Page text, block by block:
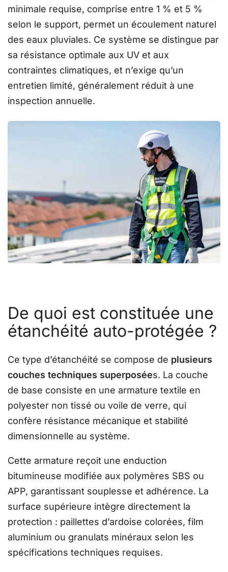
minimale requise, comprise entre 1 % et 5 %
selon le support, permet un écoulement naturel
des eaux pluviales. Ce système se distingue par
sa résistance optimale aux UV et aux
contraintes climatiques, et n’exige qu’un
entretien limité, généralement réduit à une
inspection annuelle.
De quoi est constituée une
étanchéité auto-protégée ?
Ce type d’étanchéité se compose de plusieurs
couches techniques superposées. La couche
de base consiste en une armature textile en
polyester non tissé ou voile de verre, qui
confère résistance mécanique et stabilité
dimensionnelle au système.
Cette armature reçoit une enduction
bitumineuse modifiée aux polymères SBS ou
APP, garantissant souplesse et adhérence. La
surface supérieure intègre directement la
protection : paillettes d’ardoise colorées, film
aluminium ou granulats minéraux selon les
spécifications techniques requises.